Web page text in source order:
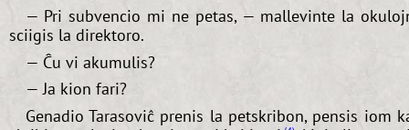
— Pri subvencio mi ne petas, — mallevinte la
sciigis la direktoro.
— Ĉu vi akumulis?
— Ja kion fari?
Genadio Tarasoviĉ prenis la petskribon, pensis iom